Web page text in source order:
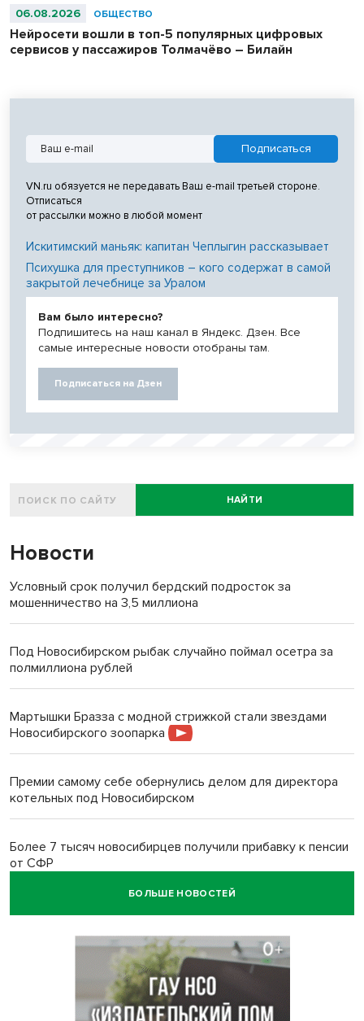
06.08.2026 ОБЩЕСТВО
Нейросети вошли в топ-5 популярных цифровых
сервисов у пассажиров Толмачёво – Билайн
VN.ru обязуется не передавать Ваш e-mail третьей стороне.
Отписаться
от рассылки можно в любой момент
Искитимский маньяк: капитан Чеплыгин рассказывает
Психушка для преступников – кого содержат в самой
закрытой лечебнице за Уралом
Вам было интересно?
Подпишитесь на наш канал в Яндекс. Дзен. Все
самые интересные новости отобраны там.
Подписаться на Дзен
НАЙТИ
Новости
Условный срок получил бердский подросток за
мошенничество на 3,5 миллиона
Под Новосибирском рыбак случайно поймал осетра за
полмиллиона рублей
Мартышки Бразза с модной стрижкой стали звездами
Новосибирского зоопарка
Премии самому себе обернулись делом для директора
котельных под Новосибирском
Более 7 тысяч новосибирцев получили прибавку к пенсии
от СФР
БОЛЬШЕ НОВОСТЕЙ